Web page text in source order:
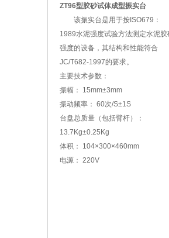
ZT96型胶砂试体成型振实台
该振实台是用于按ISO679：
1989水泥强度试验方法测定水泥胶
强度的设备，其结构和性能符合
JC/T682-1997的要求。
主要技术参数：
振幅： 15mm±3mm
振动频率： 60次/S±1S
台盘总质量（包括臂杆）：
13.7Kg±0.25Kg
体积： 104×300×460mm
电源： 220V